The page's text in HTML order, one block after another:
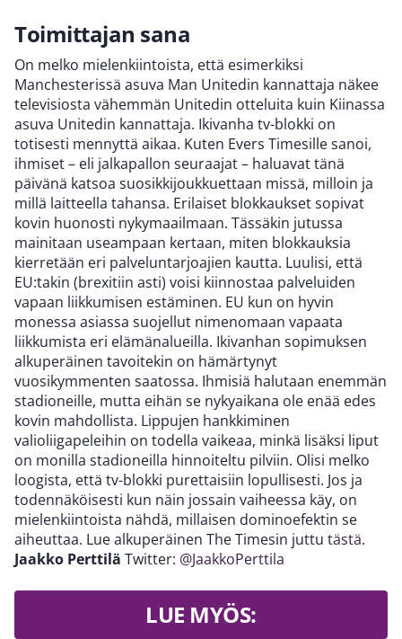
Toimittajan sana
On melko mielenkiintoista, että esimerkiksi
Manchesterissä asuva Man Unitedin kannattaja näkee
televisiosta vähemmän Unitedin otteluita kuin Kiinassa
asuva Unitedin kannattaja. Ikivanha tv-blokki on
totisesti mennyttä aikaa. Kuten Evers Timesille sanoi,
ihmiset – eli jalkapallon seuraajat – haluavat tänä
päivänä katsoa suosikkijoukkuettaan missä, milloin ja
millä laitteella tahansa. Erilaiset blokkaukset sopivat
kovin huonosti nykymaailmaan. Tässäkin jutussa
mainitaan useampaan kertaan, miten blokkauksia
kierretään eri palveluntarjoajien kautta. Luulisi, että
EU:takin (brexitiin asti) voisi kiinnostaa palveluiden
vapaan liikkumisen estäminen. EU kun on hyvin
monessa asiassa suojellut nimenomaan vapaata
liikkumista eri elämänalueilla. Ikivanhan sopimuksen
alkuperäinen tavoitekin on hämärtynyt
vuosikymmenten saatossa. Ihmisiä halutaan enemmän
stadioneille, mutta eihän se nykyaikana ole enää edes
kovin mahdollista. Lippujen hankkiminen
valioliigapeleihin on todella vaikeaa, minkä lisäksi liput
on monilla stadioneilla hinnoiteltu pilviin. Olisi melko
loogista, että tv-blokki purettaisiin lopullisesti. Jos ja
todennäköisesti kun näin jossain vaiheessa käy, on
mielenkiintoista nähdä, millaisen dominoefektin se
aiheuttaa. Lue alkuperäinen The Timesin juttu tästä.
Jaakko Perttilä Twitter: @JaakkoPerttila
LUE MYÖS: